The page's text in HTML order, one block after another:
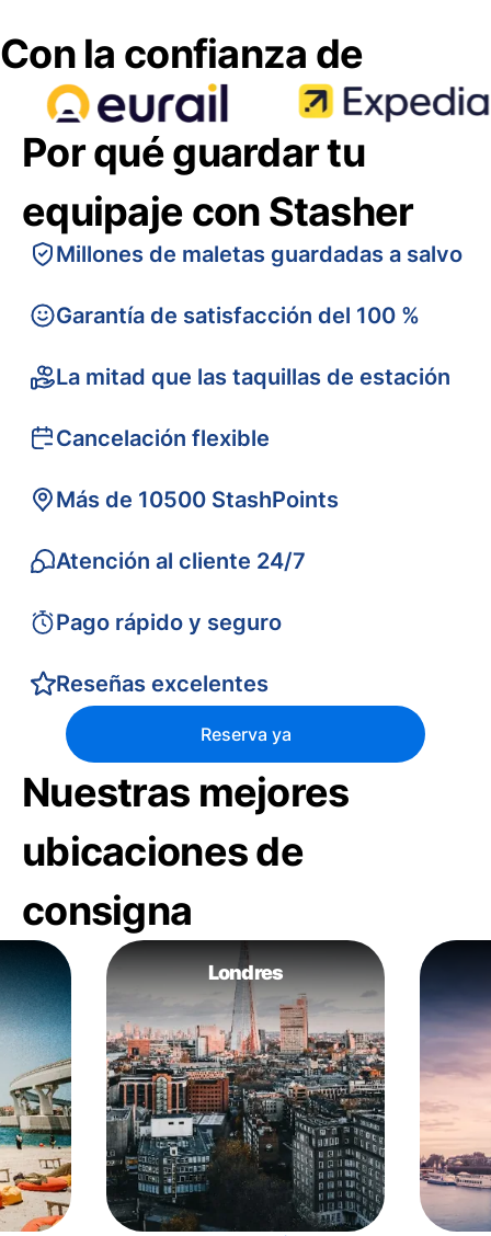
Con la confianza de
Por qué guardar tu
equipaje con Stasher
Millones de maletas guardadas a salvo
Garantía de satisfacción del 100 %
La mitad que las taquillas de estación
Cancelación flexible
Más de 10500 StashPoints
Atención al cliente 24/7
Pago rápido y seguro
Reseñas excelentes
Reserva ya
Nuestras mejores
ubicaciones de
consigna
Londres